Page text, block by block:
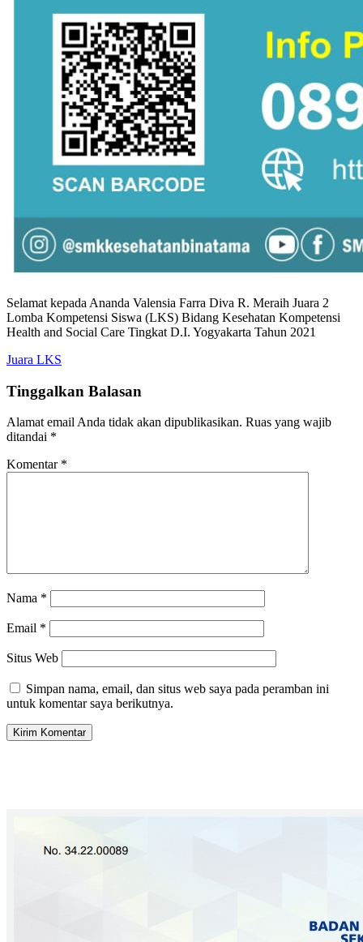
Selamat kepada Ananda Valensia Farra Diva R. Meraih Juara 2
Lomba Kompetensi Siswa (LKS) Bidang Kesehatan Kompetensi
Health and Social Care Tingkat D.I. Yogyakarta Tahun 2021
Juara LKS
Tinggalkan Balasan
Alamat email Anda tidak akan dipublikasikan. Ruas yang wajib
ditandai *
Komentar *
Nama *
Email *
Situs Web
Simpan nama, email, dan situs web saya pada peramban ini
untuk komentar saya berikutnya.